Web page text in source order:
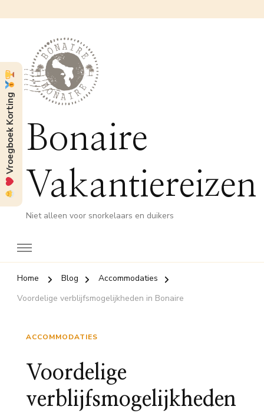
Bonaire
Vakantiereizen
Niet alleen voor snorkelaars en duikers
Home Blog
Accommodaties
Voordelige verblijfsmogelijkheden in Bonaire
ACCOMMODATIES
Voordelige
verblijfsmogelijkheden
Vroegboek Korting